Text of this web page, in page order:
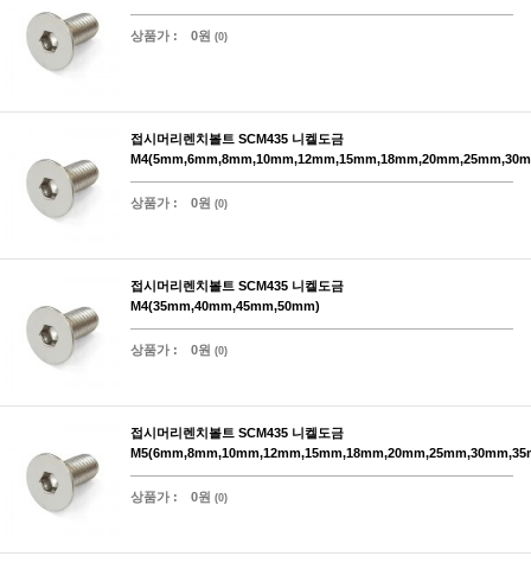
상품가 : 0원 (0)
접시머리렌치볼트 SCM435 니켈도금
상품가 : 0원 (0)
접시머리렌치볼트 SCM435 니켈도금
M4(35mm,40mm,45mm,50mm)
상품가 : 0원 (0)
접시머리렌치볼트 SCM435 니켈도금
상품가 : 0원 (0)